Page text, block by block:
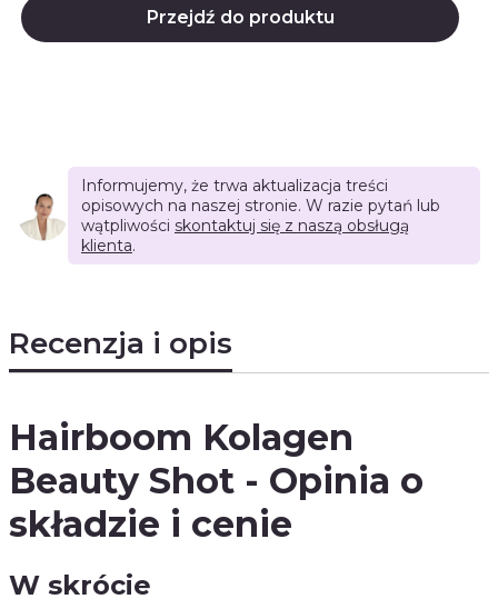
Przejdź do produktu
Informujemy, że trwa aktualizacja treści
opisowych na naszej stronie. W razie pytań lub
wątpliwości skontaktuj się z naszą obsługą
klienta.
Recenzja i opis
Hairboom Kolagen
Beauty Shot - Opinia o
składzie i cenie
W skrócie